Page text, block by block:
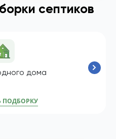
септиков
дома
ПОДБОРКУ